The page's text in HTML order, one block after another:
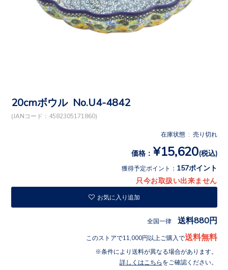
20cmボウル No.U4-4842
(JANコード：4582305171860)
在庫状態 : 売り切れ
価格： ¥15,620(税込)
獲得予定ポイント： 157ポイント
只今お取扱い出来ません
お気に入り追加
全国一律 送料880円
このストアで11,000円以上ご購入で送料無料
条件により送料が異なる場合があります。
詳しくはこちら をご確認ください。